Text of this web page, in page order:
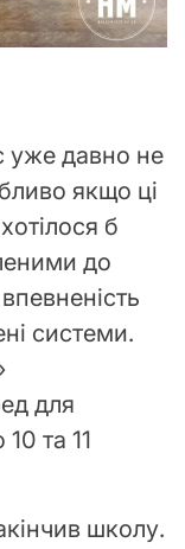
уже давно не
якщо ці
б
до
системи.
для
та 11
школу.